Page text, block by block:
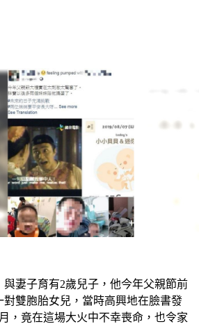
妻子育有2歲兒子，他今年父親節前
對雙胞胎女兒，當時高興地在臉書發
，竟在這場大火中不幸喪命，也令家